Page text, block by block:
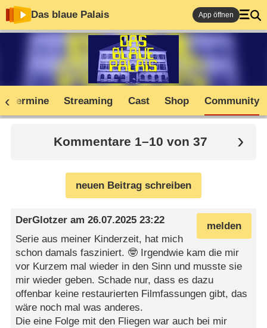
Das blaue Palais App öffnen
Termine Streaming Cast Shop Community
Kommentare 1–10 von 37
neuen Beitrag schreiben
melden
DerGlotzer am26.07.2025 23:22
Serie aus meiner Kinderzeit, hat mich
schon damals fasziniert. 🤓 Irgendwie kam die mir
vor Kurzem mal wieder in den Sinn und musste sie
mir wieder geben. Schade nur, dass es dazu
offenbar keine restaurierten Filmfassungen gibt, das
wäre noch mal was anderes.
Die eine Folge mit den Fliegen war auch bei mir